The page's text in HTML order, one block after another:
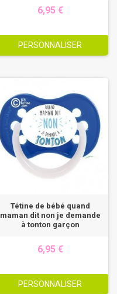
6,95 €
PERSONNALISER
Tétine de bébé quand
maman dit non je demande
à tonton garçon
6,95 €
PERSONNALISER